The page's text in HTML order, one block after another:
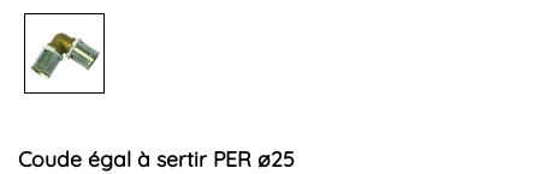
Coude égal à sertir PER ø25